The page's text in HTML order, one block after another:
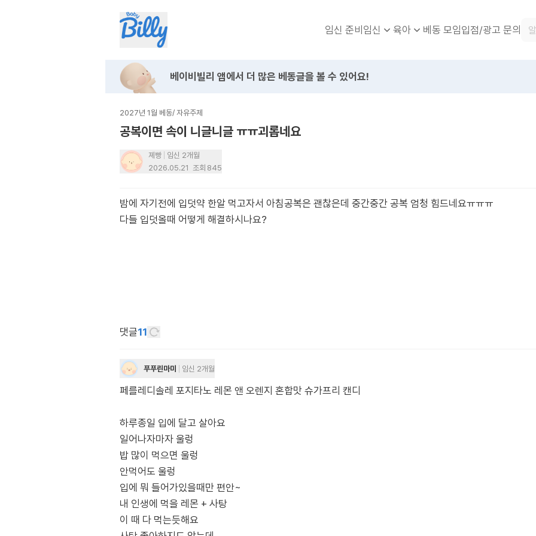
임신 준비임신 육아 베동 모임입점/광고 문의
베이비빌리 앱에서 더 많은 베동글을 볼 수 있어요!
2027년 1월 베동/ 자유주제
공복이면 속이 니글니글 ㅠㅠ괴롭네요
졔빵
임신 2개월
2026.05.21 조회 845
밤에 자기전에 입덧약 한알 먹고자서 아침공복은 괜찮은데 중간중간 공복 엄청 힘드네요ㅠㅠㅠ
다들 입덧올때 어떻게 해결하시나요?
댓글11
푸푸린마미 임신 2개월
페를레디솔레 포지타노 레몬 앤 오렌지 혼합맛 슈가프리 캔디
하루종일 입에 달고 살아요
일어나자마자 울렁
밥 많이 먹으면 울렁
안먹어도 울렁
입에 뭐 들어가있을때만 편안~
내 인생에 먹을 레몬 + 사탕
이 때 다 먹는듯해요